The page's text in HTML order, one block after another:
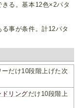
る。基本12色×2パタ
る事が条件。計12パタ
だけ10段階上げた次
ドリングだけ10段階上